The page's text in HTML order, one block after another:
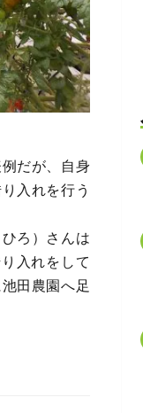
だが、自身
入れを行う
ろ）さんは
入れをして
田農園へ足